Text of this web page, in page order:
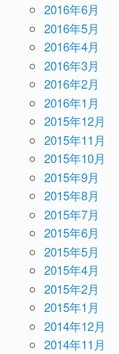
2016年6月
2016年5月
2016年4月
2016年3月
2016年2月
2016年1月
2015年12月
2015年11月
2015年10月
2015年9月
2015年8月
2015年7月
2015年6月
2015年5月
2015年4月
2015年2月
2015年1月
2014年12月
2014年11月